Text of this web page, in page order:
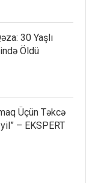
30 Yaşlı
Öldü
Üçün Təkcə
– EKSPERT